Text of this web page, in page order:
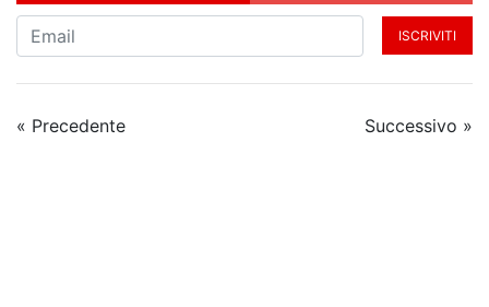
ISCRIVITI
« Precedente Successivo »